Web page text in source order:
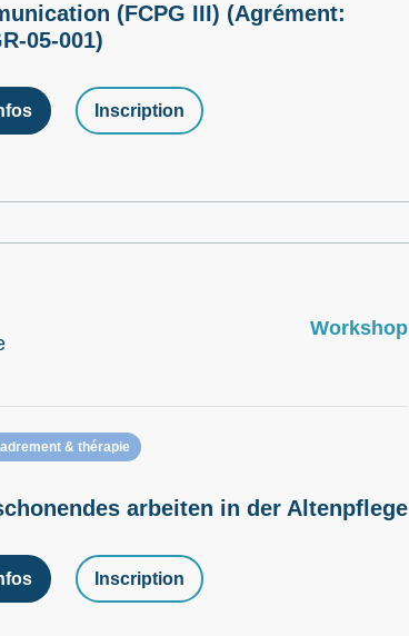
(FCPG III) (Agrément:
05-001)
Inscription
Workshop
& thérapie
arbeiten in der Altenpflege
Inscription